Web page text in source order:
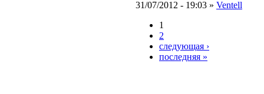
31/07/2012 - 19:03 » Ventell
1
2
следующая ›
последняя »